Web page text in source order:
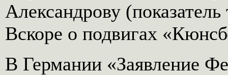
Александрову
Вскоре о подвигах
В Германии «Заявление